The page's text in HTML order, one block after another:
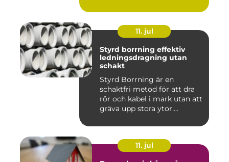
11. jul
Styrd borrning effektiv
ledningsdragning utan
schakt
Styrd Borrning är en
schaktfri metod för att dra
rör och kabel i mark utan att
gräva upp stora ytor....
11. jul